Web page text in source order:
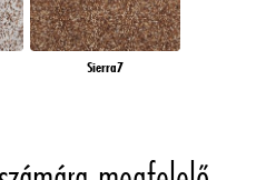
Sierra7